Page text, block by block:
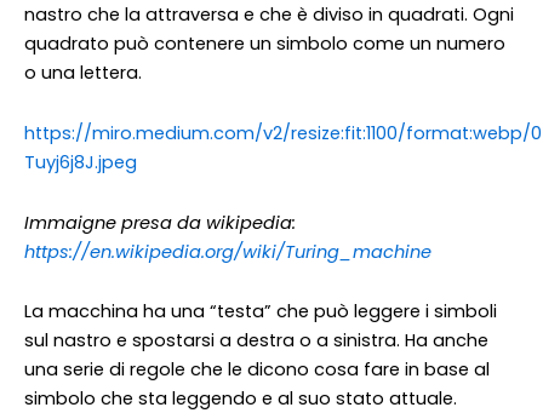
nastro che la attraversa e che è diviso in quadrati. Ogni
quadrato può contenere un simbolo come un numero
o una lettera.
https://miro.medium.com/v2/resize:fit:1100/format:webp/
Tuyj6j8J.jpeg
Immaigne presa da wikipedia:
https://en.wikipedia.org/wiki/Turing_machine
La macchina ha una “testa” che può leggere i simboli
sul nastro e spostarsi a destra o a sinistra. Ha anche
una serie di regole che le dicono cosa fare in base al
simbolo che sta leggendo e al suo stato attuale.